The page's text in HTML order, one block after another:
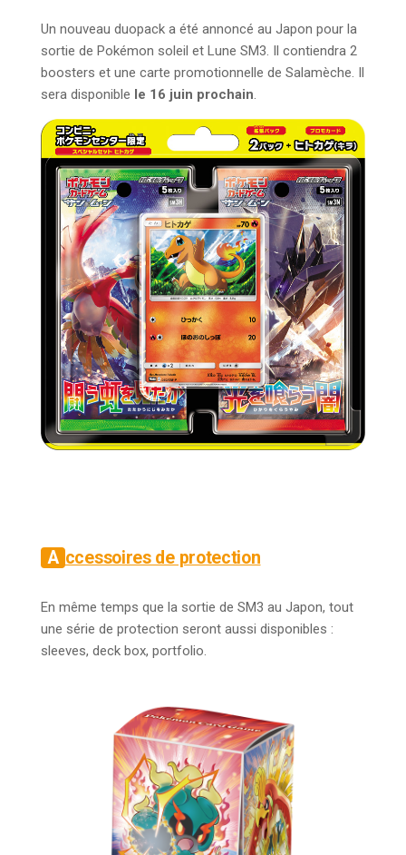
Un nouveau duopack a été annoncé au Japon pour la
sortie de Pokémon soleil et Lune SM3. Il contiendra 2
boosters et une carte promotionnelle de Salamèche. Il
sera disponible le 16 juin prochain.
Accessoires de protection
En même temps que la sortie de SM3 au Japon, tout
une série de protection seront aussi disponibles :
sleeves, deck box, portfolio.